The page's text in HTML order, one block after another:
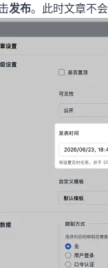
发布。此时文章不